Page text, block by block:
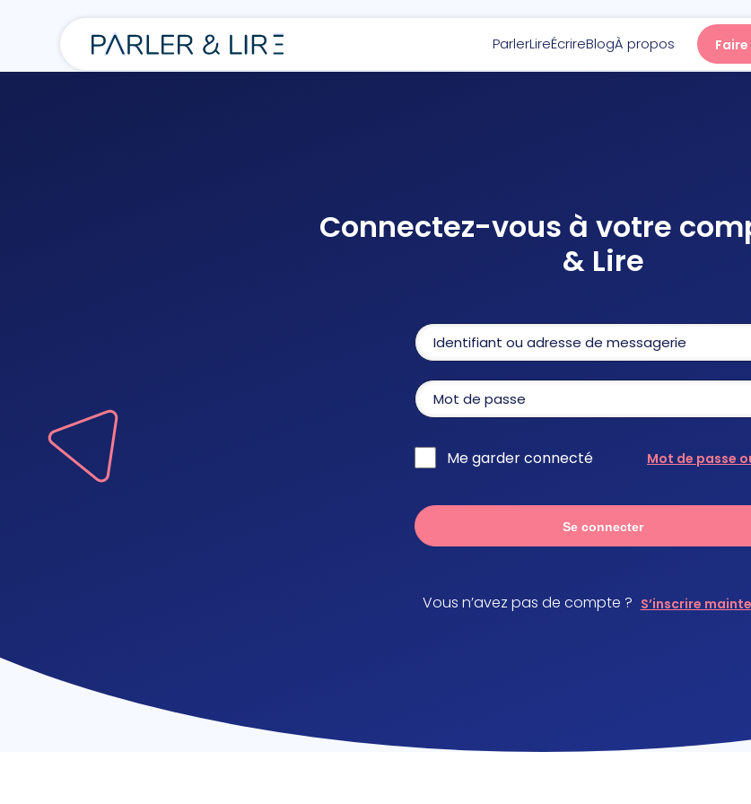
ParlerLireÉcrireBlogÀ propos
Écrire
Blog
À propos
Connectez-vous à votre
& Lire
Me garder connecté Mot de passe
Se connecter
Vous n’avez pas de compte ? S’inscrire